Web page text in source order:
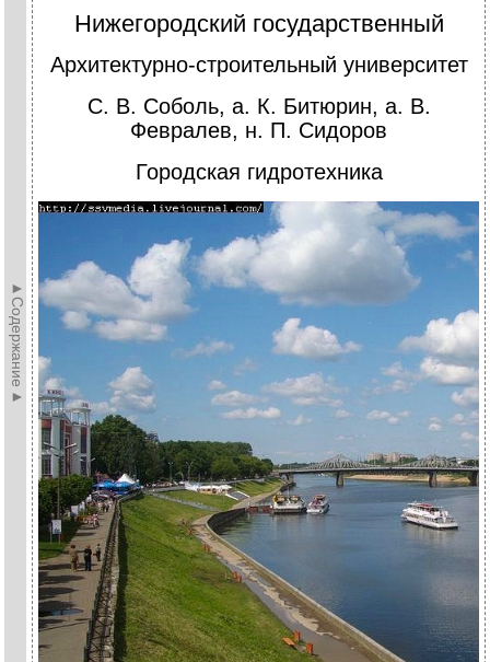
►Содержание►
Нижегородский государственный
Архитектурно-строительный университет
С. В. Соболь, а. К. Битюрин, а. В.
Февралев, н. П. Сидоров
Городская гидротехника